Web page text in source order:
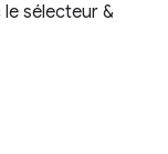
sélecteur &